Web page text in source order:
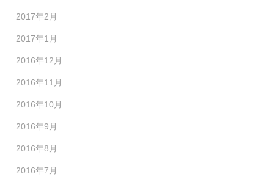
2017年2月
2017年1月
2016年12月
2016年11月
2016年10月
2016年9月
2016年8月
2016年7月